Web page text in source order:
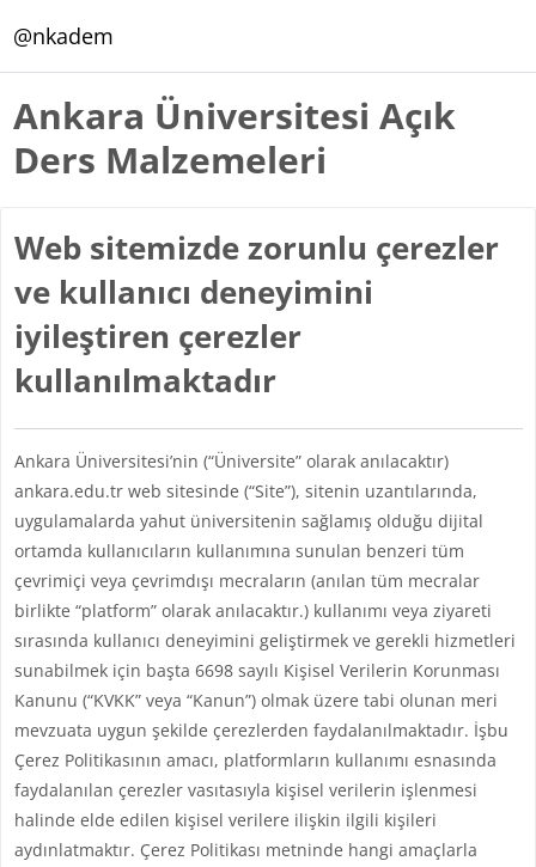
@nkadem
Ankara Üniversitesi Açık
Ders Malzemeleri
Web sitemizde zorunlu çerezler
ve kullanıcı deneyimini
iyileştiren çerezler
kullanılmaktadır
Ankara Üniversitesi’nin (“Üniversite” olarak anılacaktır)
ankara.edu.tr web sitesinde (“Site”), sitenin uzantılarında,
uygulamalarda yahut üniversitenin sağlamış olduğu dijital
ortamda kullanıcıların kullanımına sunulan benzeri tüm
çevrimiçi veya çevrimdışı mecraların (anılan tüm mecralar
birlikte “platform” olarak anılacaktır.) kullanımı veya ziyareti
sırasında kullanıcı deneyimini geliştirmek ve gerekli hizmetleri
sunabilmek için başta 6698 sayılı Kişisel Verilerin Korunması
Kanunu (“KVKK” veya “Kanun”) olmak üzere tabi olunan meri
mevzuata uygun şekilde çerezlerden faydalanılmaktadır. İşbu
Çerez Politikasının amacı, platformların kullanımı esnasında
faydalanılan çerezler vasıtasıyla kişisel verilerin işlenmesi
halinde elde edilen kişisel verilere ilişkin ilgili kişileri
aydınlatmaktır. Çerez Politikası metninde hangi amaçlarla